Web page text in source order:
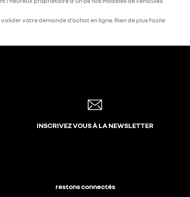
votre demande d’achat en ligne. Rien de plus facile
INSCRIVEZ VOUS À LA NEWSLETTER
restons connectés